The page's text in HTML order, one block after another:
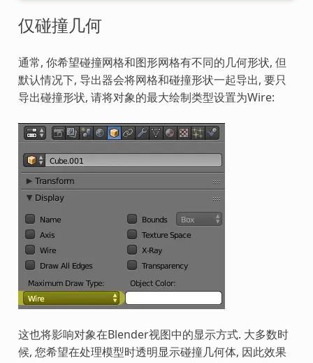
仅碰撞几何
通常, 你希望碰撞网格和图形网格有不同的几何形状, 但
默认情况下, 导出器会将网格和碰撞形状一起导出, 要只
导出碰撞形状, 请将对象的最大绘制类型设置为Wire:
这也将影响对象在Blender视图中的显示方式. 大多数时
候, 您希望在处理模型时透明显示碰撞几何体, 因此效果